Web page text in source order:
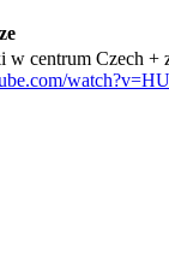
centrum Czech